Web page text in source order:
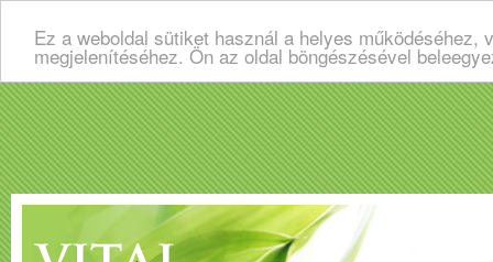
Ez a weboldal sütiket használ a helyes
megjelenítéséhez. Ön az oldal böngészésével